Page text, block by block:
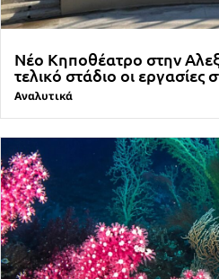
Νέο Κηποθέατρο στην
τελικό στάδιο οι
Αναλυτικά